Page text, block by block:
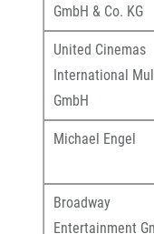
GmbH & Co. KG
United Cinemas
International
GmbH
Michael Engel
Broadway
Entertainment